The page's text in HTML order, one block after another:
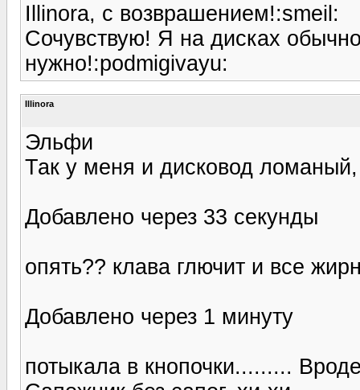
Illinora, с возврашением!:smeil:
Сочувствую! Я на дисках
нужно!:podmigivayu:
Illinora
Эльфи
Так у меня и дисковод
Добавлено через 33 секунды
опять?? клава глючит и все
Добавлено через 1 минуту
потыкала в кнопочки.........